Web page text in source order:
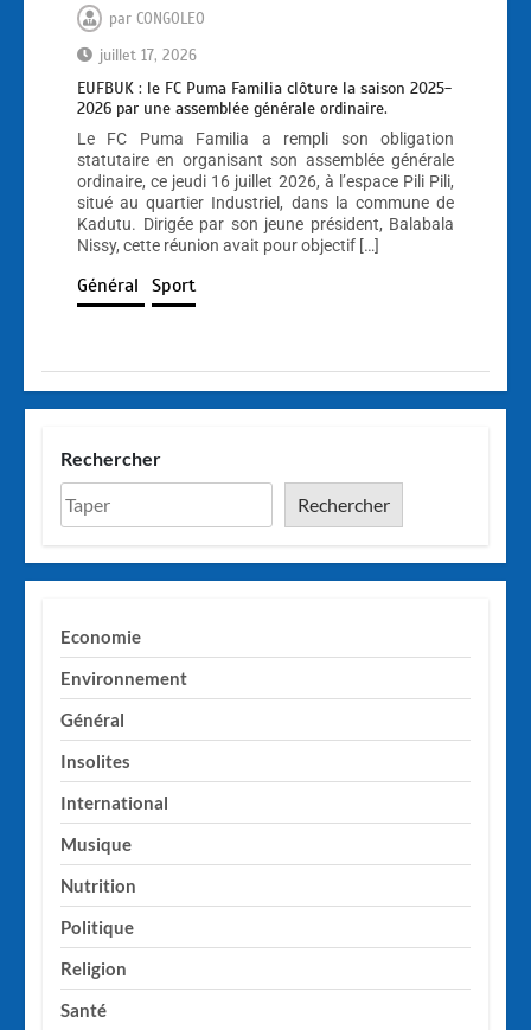
par CONGOLEO
juillet 17, 2026
EUFBUK : le FC Puma Familia clôture la saison 2025-
2026 par une assemblée générale ordinaire.
Le FC Puma Familia a rempli son obligation
statutaire en organisant son assemblée générale
ordinaire, ce jeudi 16 juillet 2026, à l’espace Pili Pili,
situé au quartier Industriel, dans la commune de
Kadutu. Dirigée par son jeune président, Balabala
Nissy, cette réunion avait pour objectif […]
Général Sport
Rechercher
Rechercher
Economie
Environnement
Général
Insolites
International
Musique
Nutrition
Politique
Religion
Santé